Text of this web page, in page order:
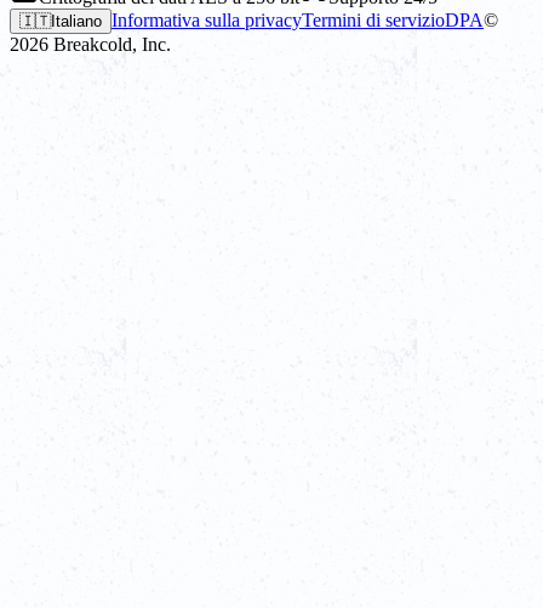
🇮🇹Italiano Informativa sulla privacyTermini di servizioDPA©
2026 Breakcold, Inc.